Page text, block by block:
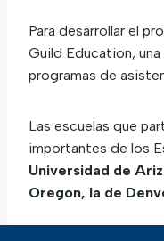
Para desarrollar el
Guild Education,
programas de
Las escuelas que
importantes de los
Universidad de
Oregon, la de